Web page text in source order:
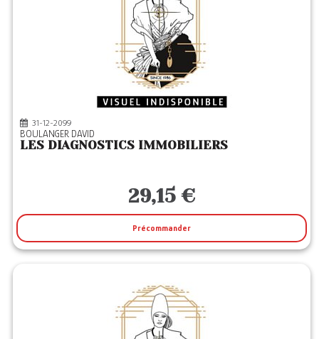
31-12-2099
BOULANGER DAVID
LES DIAGNOSTICS IMMOBILIERS
29,15 €
Précommander